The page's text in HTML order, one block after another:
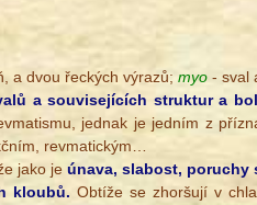
a dvou řeckých výrazů; myo - sval
a souvisejících struktur a
jednak je jedním z
revmatickým…
jako je únava, slabost, poruchy
kloubů. Obtíže se zhoršují v